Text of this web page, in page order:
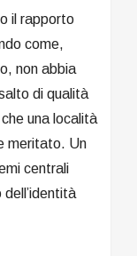
il rapporto
come,
non abbia
di qualità
una località
meritato. Un
centrali